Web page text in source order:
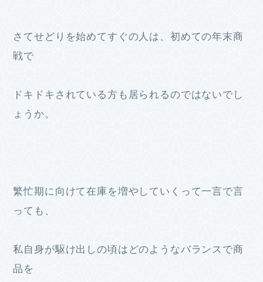
さてせどりを始めてすぐの人は、初めての年末商
戦で
ドキドキされている方も居られるのではないでし
ょうか。
繁忙期に向けて在庫を増やしていくって一言で言
っても、
私自身が駆け出しの頃はどのようなバランスで商
品を